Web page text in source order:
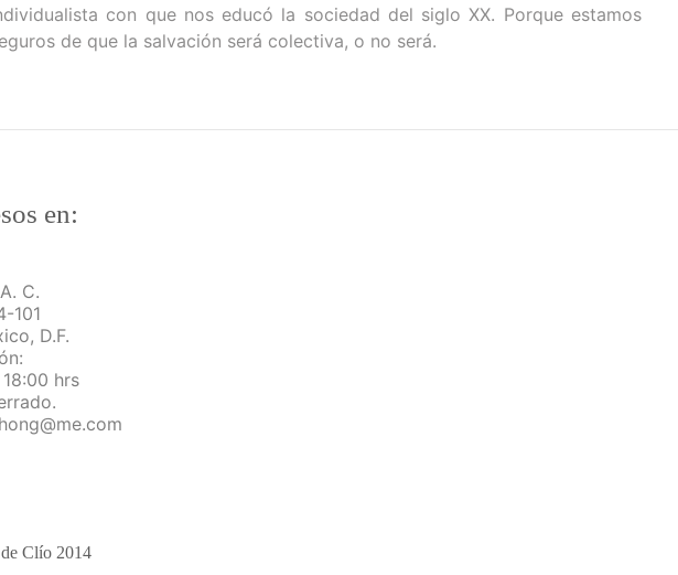
con que nos educó la sociedad del siglo XX. Porque estamos
de que la salvación será colectiva, o no será.
en:
C.
101
D.F.
hrs
Clío 2014